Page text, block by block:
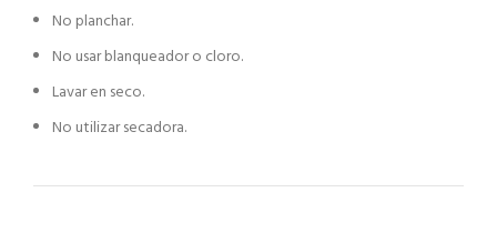
No planchar.
No usar blanqueador o cloro.
Lavar en seco.
No utilizar secadora.